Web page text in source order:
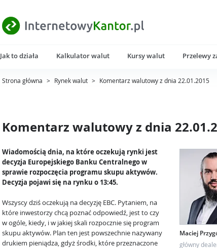
Jak to działa Kalkulator walut Kursy walut Przelewy
Strona główna > Rynek walut > Komentarz walutowy z dnia 22.01.2015
Komentarz walutowy z dnia
Maciej
główny
Wiadomością dnia, na które oczekują rynki jest
decyzja Europejskiego Banku Centralnego w
sprawie rozpoczęcia programu skupu aktywów.
Decyzja pojawi się na rynku o 13:45.
Wszyscy dziś oczekują na decyzję EBC. Pytaniem, na
które inwestorzy chcą poznać odpowiedź, jest to czy
w ogóle, kiedy, i w jakiej skali rozpocznie się program
skupu aktywów. Plan ten jest powszechnie nazywany
drukiem pieniądza, gdyż środki, które przeznaczone